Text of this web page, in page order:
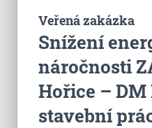
Veřená zakázka
Snížení
náročnosti
Hořice – DM
stavební